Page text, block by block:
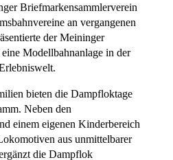
Briefmarkensammlerverein
an vergangenen
der Meininger
Modellbahnanlage in der
bieten die Dampfloktage
Neben den
einem eigenen Kinderbereich
aus unmittelbarer
die Dampflok